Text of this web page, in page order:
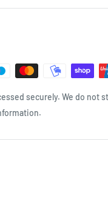
De complexiteit
Tea
te ontwikkelen om
in Michelin-
securely. We do not